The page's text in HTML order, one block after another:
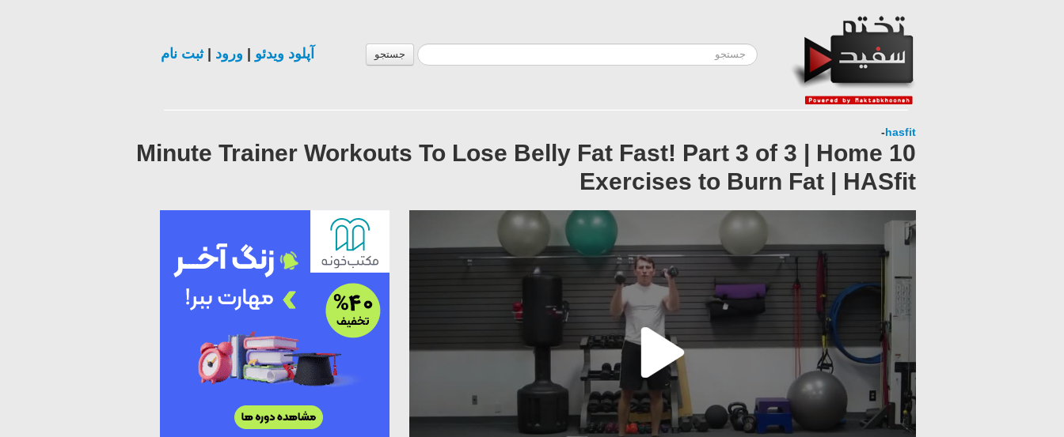
جستجو آپلود ویدئو ورود |ثبت نام
hasfit
-
10 Minute Trainer Workouts To Lose Belly Fat Fast! Part 3 of 3 | Home
Exercises to Burn Fat | HASfit